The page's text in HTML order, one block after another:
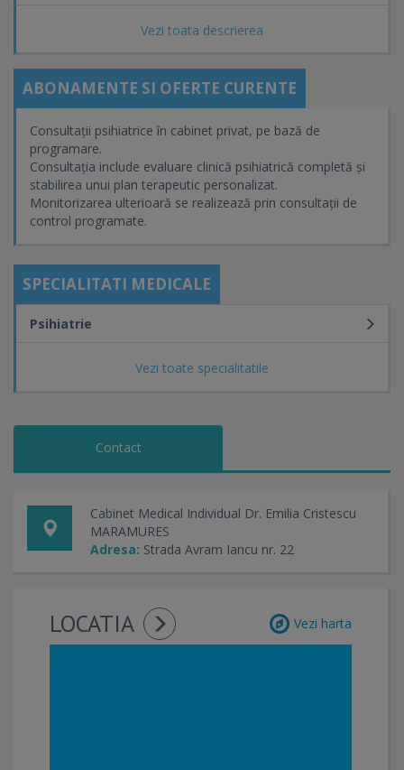
Vezi toata descrierea
Terapie cognitiv-comportamentală (TCC) – formare
de lungă durată (3 ani)
Psiho-geriatrie
Psiho-oncologie
Mindfulness
Servicii oferite în cabinet
diagnostic psihiatric clinic
Afecțiuni evaluate frecvent
tulburări de anxietate
epuizare emoțională (burn-out)
ABONAMENTE SI OFERTE CURENTE
Consultații psihiatrice în cabinet privat, pe bază de
programare.
Consultația include evaluare clinică psihiatrică completă și
stabilirea unui plan terapeutic personalizat.
Monitorizarea ulterioară se realizează prin consultații de
control programate.
SPECIALITATI MEDICALE
Vezi toate specialitatile
Psihiatrie
Contact
Cabinet Medical Individual Dr. Emilia Cristescu
MARAMURES
Adresa: Strada Avram Iancu nr. 22
LOCATIA Vezi harta